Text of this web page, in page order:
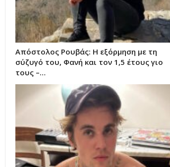
Απόστολος Ρουβάς: Η εξόρμηση με τη
σύζυγό του, Φανή και τον 1,5 έτους γιο
τους –…